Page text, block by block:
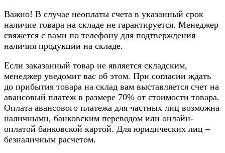
Важно! В случае неоплаты счета в указанный срок
наличие товара на складе не гарантируется. Менеджер
свяжется с вами по телефону для подтверждения
наличия продукции на складе.
Если заказанный товар не является складским,
менеджер уведомит вас об этом. При согласии ждать
до прибытия товара на склад вам выставляется счет на
авансовый платеж в размере 70% от стоимости товара.
Оплата авансового платежа для частных лиц возможна
наличными, банковским переводом или онлайн-
оплатой банковской картой. Для юридических лиц –
безналичным расчетом.